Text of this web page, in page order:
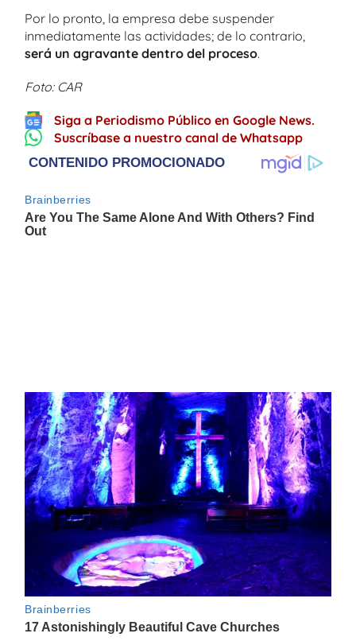
Por lo pronto, la empresa debe suspender
inmediatamente las actividades; de lo contrario,
será un agravante dentro del proceso.
Foto: CAR
Siga a Periodismo Público en Google News.
Suscríbase a nuestro canal de Whatsapp